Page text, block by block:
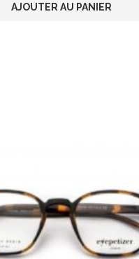
AJOUTER AU PANIER